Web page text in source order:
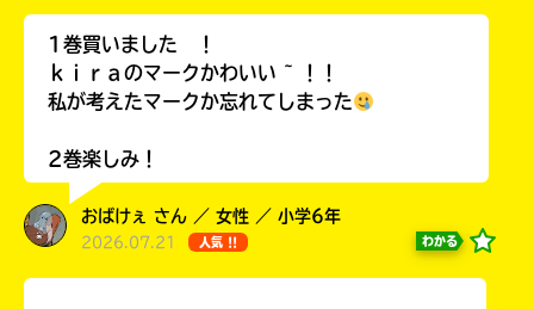
1巻買いました ！
ｋｉｒａのマークかわいい ~ ！！
私が考えたマークか忘れてしまった
2巻楽しみ！
おばけぇ さん ／ 女性 ／ 小学6年
2026.07.21 人気 !! わかる